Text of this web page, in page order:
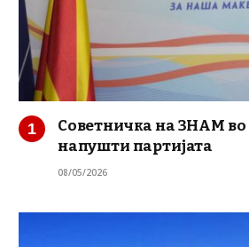
Советничка на ЗНАМ во
напушти партијата
08/05/2026